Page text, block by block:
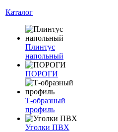
Каталог
Плинтус
напольный
ПОРОГИ
Т-образный
профиль
Уголки ПВХ